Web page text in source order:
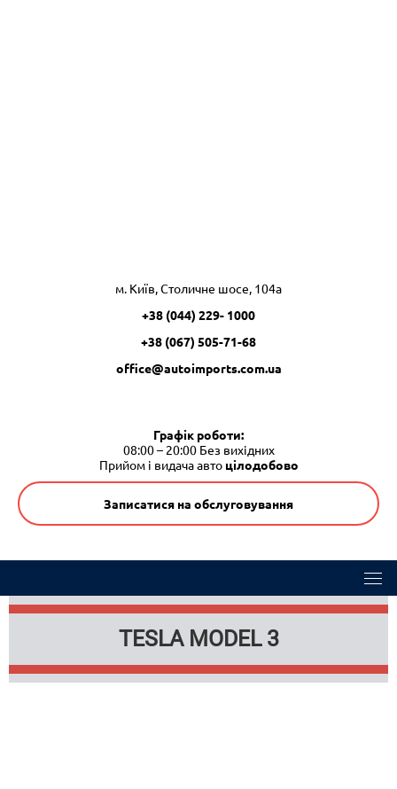
м. Київ, Столичне шосе, 104а
+38 (044) 229- 1000
+38 (067) 505-71-68
office@autoimports.com.ua
Графік роботи:
08:00 – 20:00 Без вихідних
Прийом і видача авто цілодобово
Записатися на обслуговування
TESLA MODEL 3